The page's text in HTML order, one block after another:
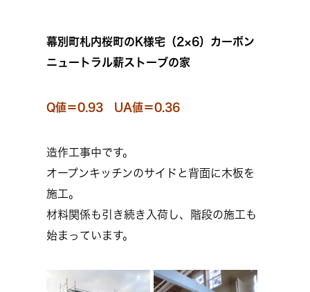
幕別町札内桜町のK様宅（2×6）カーボン
ニュートラル薪ストーブの家
Q値＝0.93 UA値＝0.36
造作工事中です。
オープンキッチンのサイドと背面に木板を
施工。
材料関係も引き続き入荷し、階段の施工も
始まっています。